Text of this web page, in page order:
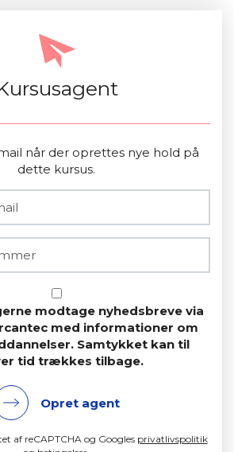
når der oprettes nye hold på
dette kursus.
modtage nyhedsbreve via
med informationer om
Samtykket kan til
tid trækkes tilbage.
Opret agent
af reCAPTCHA og Googles privatlivspolitik